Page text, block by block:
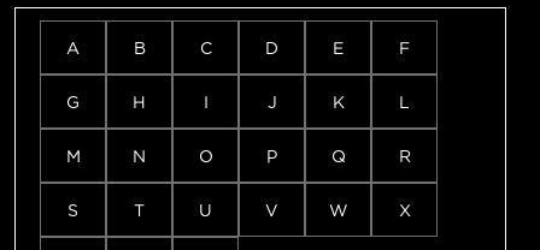
A B C D E F
G H I J K L
M N O P Q R
S T U V W X